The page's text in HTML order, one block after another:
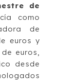
de
como
de
euros y
euros,
desde